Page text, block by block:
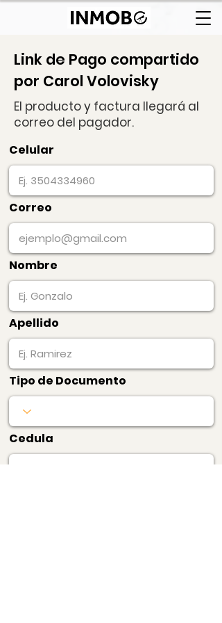
Link de Pago compartido
por Carol Volovisky
El producto y factura llegará al
correo del pagador.
Celular
Correo
Nombre
Apellido
Tipo de Documento
Cedula